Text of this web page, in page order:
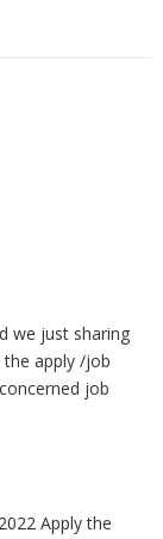
we just sharing
apply /job
job
Apply the